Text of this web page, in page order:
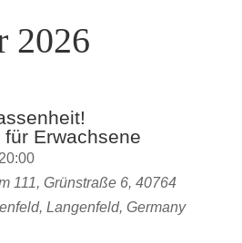
2026
Erwachsene
20:00
111, Grünstraße 6, 40764
Langenfeld, Germany